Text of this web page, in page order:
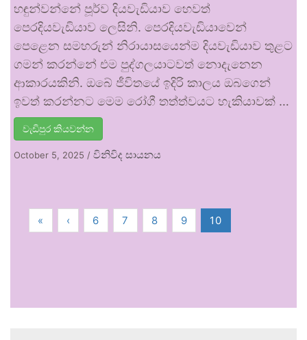
හඳුන්වන්නේ පූර්ව දියවැඩියාව හෙවත්
පෙරදියවැඩියාව ලෙසිනි. පෙරදියවැඩියාවෙන්
පෙළෙන සමහරුන් නිරායාසයෙන්ම දියවැඩියාව තුළට
ගමන් කරන්නේ එම පුද්ගලයාටවත් නොදැනෙන
ආකාරයකිනි. ඔබේ ජීවිතයේ ඉදිරි කාලය ඔබගෙන්
ඉවත් කරන්නට මෙම රෝගී තත්ත්වයට හැකියාවක් …
වැඩිපුර කියවන්න
October 5, 2025 / විනිවිද සායනය
« ‹ 6 7 8 9 10